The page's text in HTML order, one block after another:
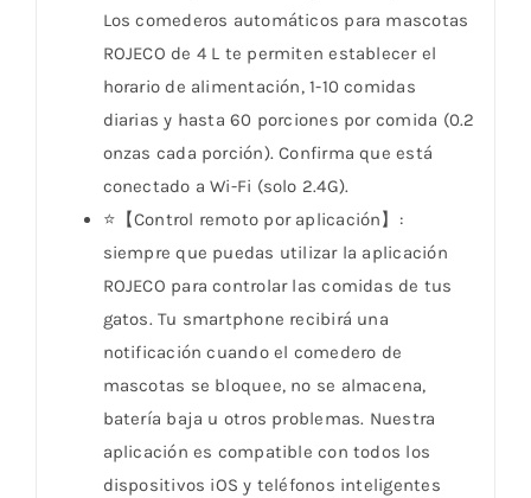
Los comederos automáticos para mascotas
ROJECO de 4 L te permiten establecer el
horario de alimentación, 1-10 comidas
diarias y hasta 60 porciones por comida (0.2
onzas cada porción). Confirma que está
conectado a Wi-Fi (solo 2.4G).
⭐【Control remoto por aplicación】:
siempre que puedas utilizar la aplicación
ROJECO para controlar las comidas de tus
gatos. Tu smartphone recibirá una
notificación cuando el comedero de
mascotas se bloquee, no se almacena,
batería baja u otros problemas. Nuestra
aplicación es compatible con todos los
dispositivos iOS y teléfonos inteligentes